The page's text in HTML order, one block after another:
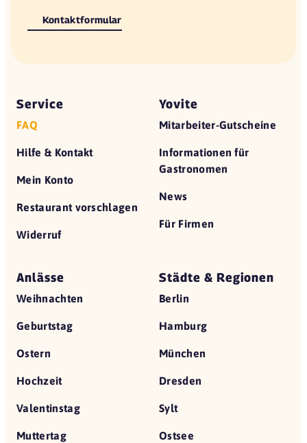
Kontaktformular
Service
FAQ
Hilfe & Kontakt
Mein Konto
Restaurant vorschlagen
Widerruf
Yovite
Mitarbeiter-Gutscheine
Informationen für
Gastronomen
News
Für Firmen
Anlässe
Weihnachten
Geburtstag
Ostern
Hochzeit
Valentinstag
Muttertag
Städte & Regionen
Berlin
Hamburg
München
Dresden
Sylt
Ostsee